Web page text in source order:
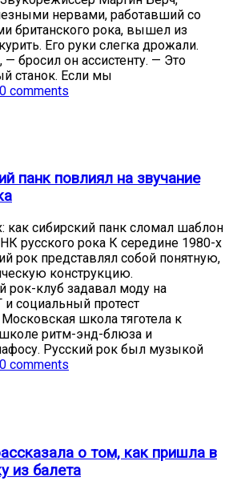
нервами, работавший со
британского рока, вышел из
Его руки слегка дрожали.
— бросил он ассистенту. — Это
станок. Если мы
0 comments
панк повлиял на звучание
как сибирский панк сломал шаблон
русского рока К середине 1980-х
рок представлял собой понятную,
конструкцию.
рок-клуб задавал моду на
социальный протест
школа тяготела к
школе ритм-энд-блюза и
Русский рок был музыкой
0 comments
о том, как пришла в
из балета